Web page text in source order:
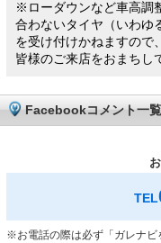
※ローダウンなど車高調
合わないタイヤ（いわゆ
を受け付けかねますので
皆様のご来店をおまちし
Facebookコメント一覧
TEL
※お電話の際は必ず「ガレナビ